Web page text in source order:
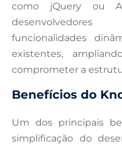
como jQuery ou
funcionalidades
existentes,
comprometer a
Benefícios do
Um dos principais
simplificação do